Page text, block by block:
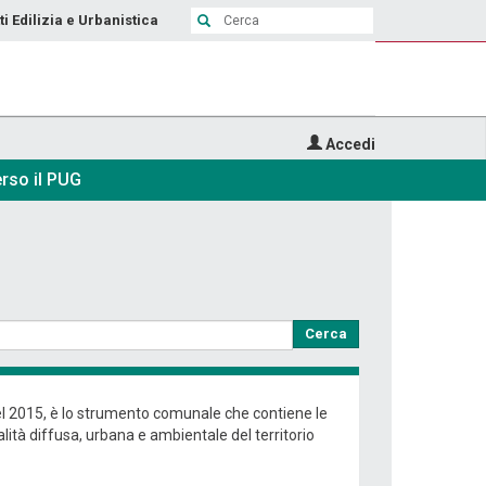
Edilizia e Urbanistica
Accedi
il PUG
Cerca
2015, è lo strumento comunale che contiene le
diffusa, urbana e ambientale del territorio